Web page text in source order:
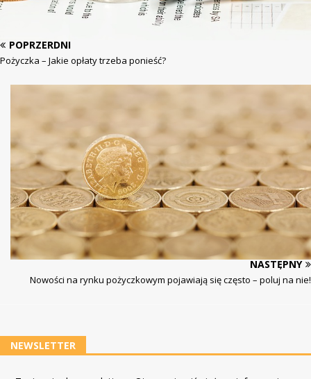
POPRZERDNI
Pożyczka – Jakie opłaty trzeba ponieść?
NASTĘPNY
Nowości na rynku pożyczkowym pojawiają się często – poluj na nie!
NEWSLETTER